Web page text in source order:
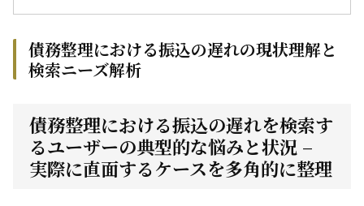
債務整理における振込の遅れの現状理解と
検索ニーズ解析
債務整理における振込の遅れを検索す
るユーザーの典型的な悩みと状況 –
実際に直面するケースを多角的に整理